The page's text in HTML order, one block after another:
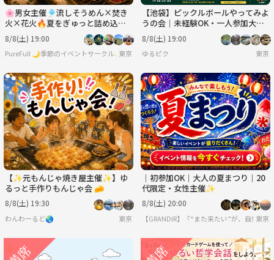
🌸男女主催🎐流しそうめん×焚き
火×花火🔥夏をぎゅっと詰め込ん
だ一夜✨手ぶらOK👌🏻
8/8(土) 19:00
PureFull 🌙季節のイベントサークル✨ 特別なイベントを楽しもう🌸
東京
【池袋】ピックルボールやってみよ
うの会｜未経験OK・一人参加大歓
迎
8/8(土) 19:00
ゆるピク 東京
【✨元もんじゃ焼き屋主催✨】ゆ
るっと手作りもんじゃ会 🧀
8/8(土) 19:30
わんわーるど🌏 東京
｜初参加OK｜大人の夏まつり｜20
代限定・女性主催✨
8/8(土) 20:00
【GRANDIR】「“また来たい”が、自然と
東京